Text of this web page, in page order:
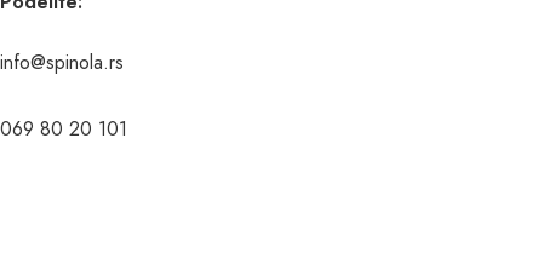
info@spinola.rs
069 80 20 101